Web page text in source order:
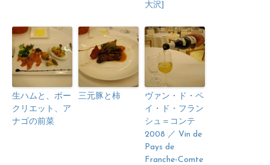
大沢]
生ハムと、ポー
クリエット、ア
ナゴの前菜
三元豚と柿
ヴァン・ド・ペ
イ・ド・フラン
シュ＝コンテ
2008 ／ Vin de
Pays de
Franche-Comte